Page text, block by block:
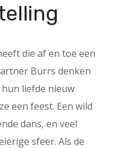
die af en toe een
Burrs denken
liefde nieuw
een feest. Een wild
dans, en veel
sfeer. Als de